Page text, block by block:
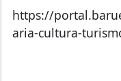
https://
aria-cultura-